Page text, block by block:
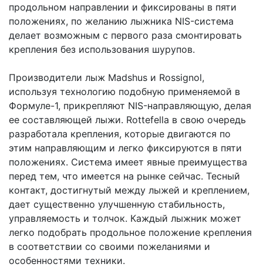
продольном направлении и фиксированы в пяти
положениях, по желанию лыжника NIS-система
делает возможным с первого раза смонтировать
крепления без использования шурупов.
Производители лыж Madshus и Rossignol,
используя технологию подобную применяемой в
Формуле-1, прикрепляют NIS-направляющую, делая
ее составляющей лыжи. Rottefella в свою очередь
разработала крепления, которые двигаются по
этим направляющим и легко фиксируются в пяти
положениях. Система имеет явные преимущества
перед тем, что имеется на рынке сейчас. Тесный
контакт, достигнутый между лыжей и креплением,
дает существенно улучшенную стабильность,
управляемость и толчок. Каждый лыжник может
легко подобрать продольное положение крепления
в соответствии со своими пожеланиями и
особенностями техники.